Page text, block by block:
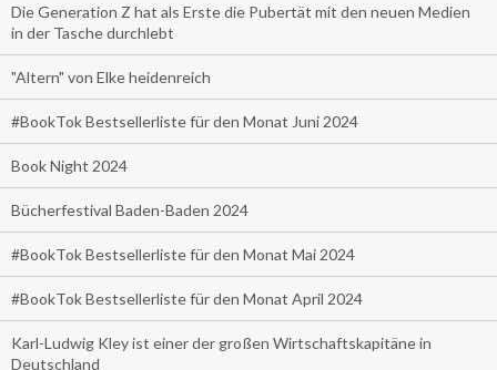
Die Generation Z hat als Erste die Pubertät mit den neuen Medien
in der Tasche durchlebt
"Altern" von Elke heidenreich
#BookTok Bestsellerliste für den Monat Juni 2024
Book Night 2024
Bücherfestival Baden-Baden 2024
#BookTok Bestsellerliste für den Monat Mai 2024
#BookTok Bestsellerliste für den Monat April 2024
Karl-Ludwig Kley ist einer der großen Wirtschaftskapitäne in
Deutschland